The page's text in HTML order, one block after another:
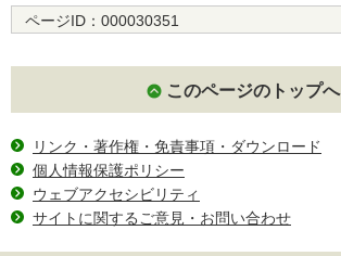
ページID： 000030351
このページのトップへ
リンク・著作権・免責事項・ダウンロード
個人情報保護ポリシー
ウェブアクセシビリティ
サイトに関するご意見・お問い合わせ